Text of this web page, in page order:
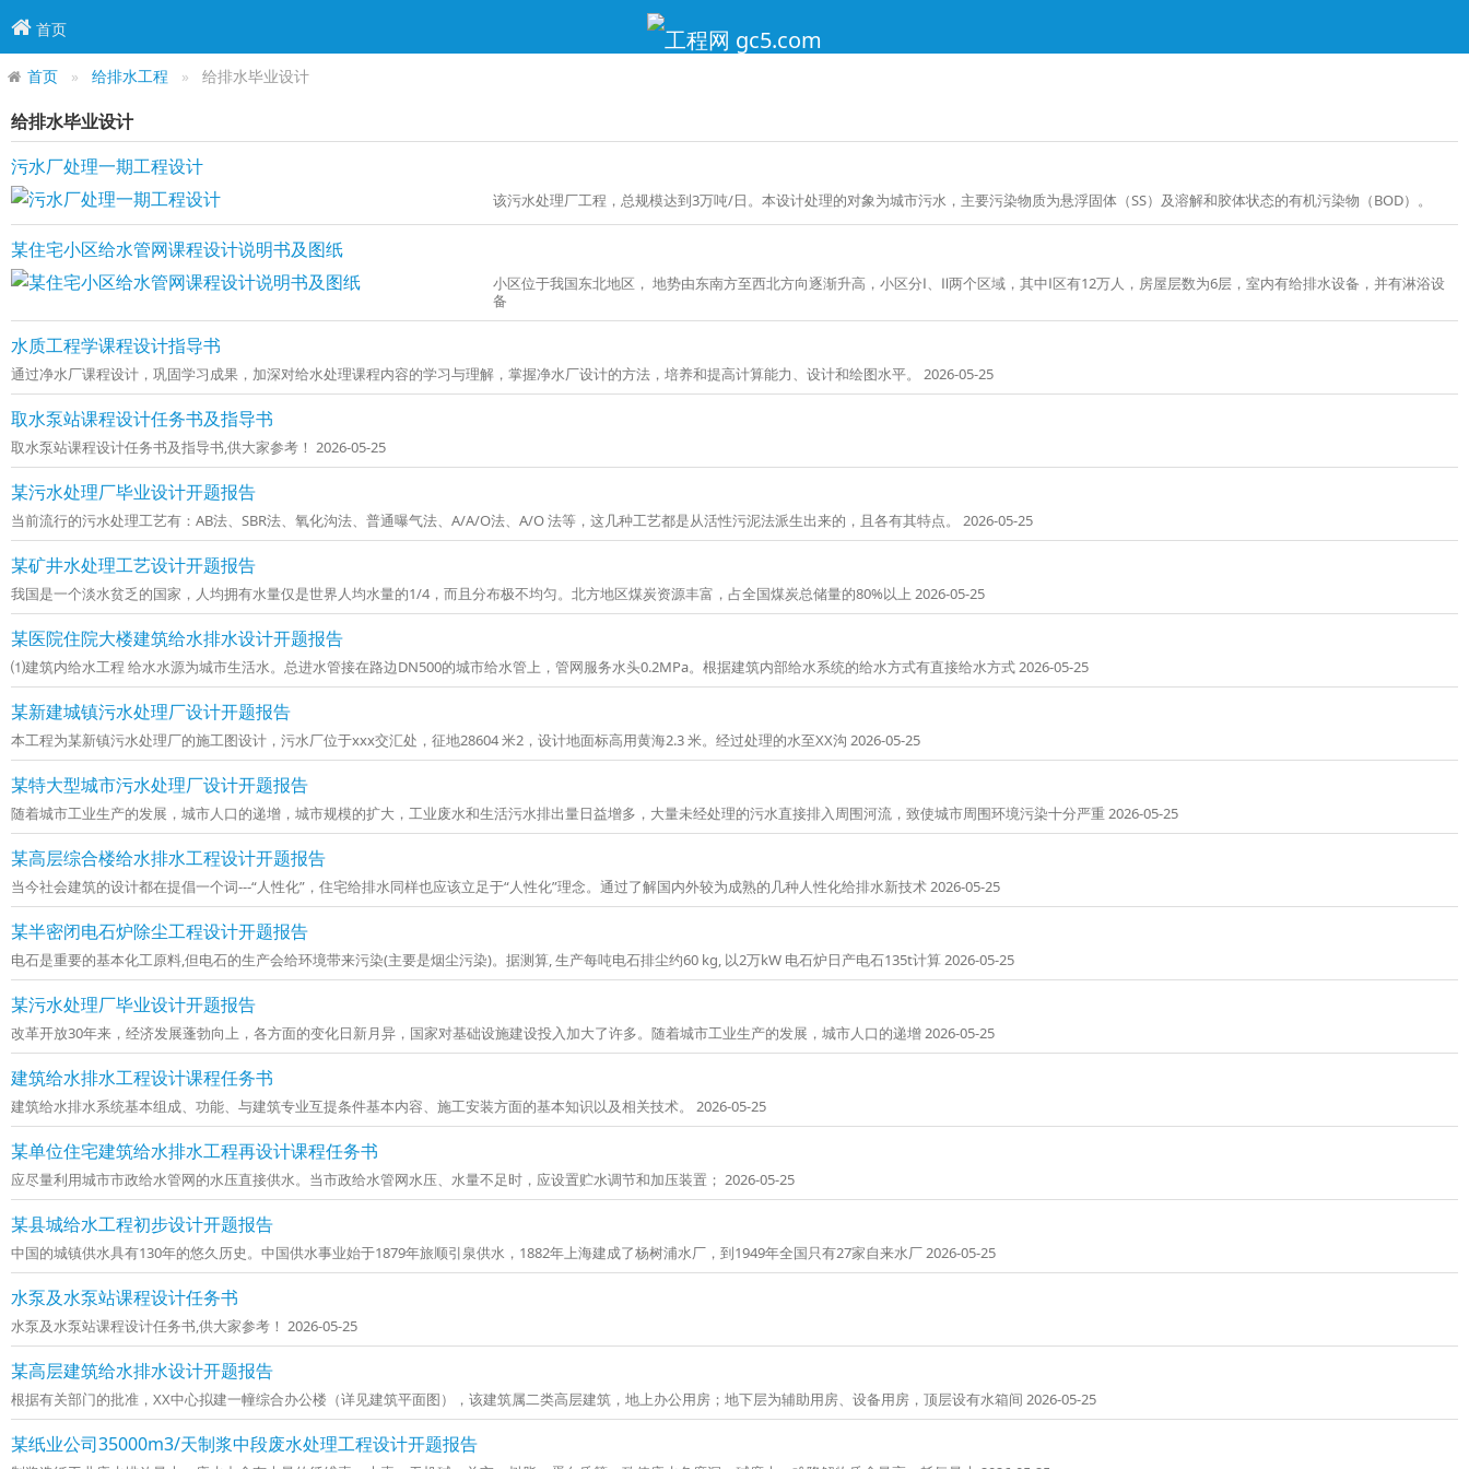
首页
首页 给排水工程 给排水毕业设计
给排水毕业设计
污水厂处理一期工程设计
该污水处理厂工程，总规模达到3万吨/日。本设计处理的对象为城市污水，主要污染物质为悬浮固体（SS）及溶解和胶体状态的有机污染物（BOD）。
某住宅小区给水管网课程设计说明书及图纸
小区位于我国东北地区， 地势由东南方至西北方向逐渐升高，小区分Ⅰ、Ⅱ两个区域，其中Ⅰ区有12万人，房屋层数为6层，室内有给排水设备，并有淋浴设
备
水质工程学课程设计指导书
通过净水厂课程设计，巩固学习成果，加深对给水处理课程内容的学习与理解，掌握净水厂设计的方法，培养和提高计算能力、设计和绘图水平。 2026-05-25
取水泵站课程设计任务书及指导书
取水泵站课程设计任务书及指导书,供大家参考！ 2026-05-25
某污水处理厂毕业设计开题报告
当前流行的污水处理工艺有：AB法、SBR法、氧化沟法、普通曝气法、A/A/O法、A/O 法等，这几种工艺都是从活性污泥法派生出来的，且各有其特点。 2026-05-25
某矿井水处理工艺设计开题报告
我国是一个淡水贫乏的国家，人均拥有水量仅是世界人均水量的1/4，而且分布极不均匀。北方地区煤炭资源丰富，占全国煤炭总储量的80%以上 2026-05-25
某医院住院大楼建筑给水排水设计开题报告
⑴建筑内给水工程 给水水源为城市生活水。总进水管接在路边DN500的城市给水管上，管网服务水头0.2MPa。根据建筑内部给水系统的给水方式有直接给水方式 2026-05-25
某新建城镇污水处理厂设计开题报告
本工程为某新镇污水处理厂的施工图设计，污水厂位于xxx交汇处，征地28604 米2，设计地面标高用黄海2.3 米。经过处理的水至XX沟 2026-05-25
某特大型城市污水处理厂设计开题报告
随着城市工业生产的发展，城市人口的递增，城市规模的扩大，工业废水和生活污水排出量日益增多，大量未经处理的污水直接排入周围河流，致使城市周围环境污染十分严重 2026-05-25
某高层综合楼给水排水工程设计开题报告
当今社会建筑的设计都在提倡一个词---“人性化”，住宅给排水同样也应该立足于“人性化”理念。通过了解国内外较为成熟的几种人性化给排水新技术 2026-05-25
某半密闭电石炉除尘工程设计开题报告
电石是重要的基本化工原料,但电石的生产会给环境带来污染(主要是烟尘污染)。据测算, 生产每吨电石排尘约60 kg, 以2万kW 电石炉日产电石135t计算 2026-05-25
某污水处理厂毕业设计开题报告
改革开放30年来，经济发展蓬勃向上，各方面的变化日新月异，国家对基础设施建设投入加大了许多。随着城市工业生产的发展，城市人口的递增 2026-05-25
建筑给水排水工程设计课程任务书
建筑给水排水系统基本组成、功能、与建筑专业互提条件基本内容、施工安装方面的基本知识以及相关技术。 2026-05-25
某单位住宅建筑给水排水工程再设计课程任务书
应尽量利用城市市政给水管网的水压直接供水。当市政给水管网水压、水量不足时，应设置贮水调节和加压装置； 2026-05-25
某县城给水工程初步设计开题报告
中国的城镇供水具有130年的悠久历史。中国供水事业始于1879年旅顺引泉供水，1882年上海建成了杨树浦水厂，到1949年全国只有27家自来水厂 2026-05-25
水泵及水泵站课程设计任务书
水泵及水泵站课程设计任务书,供大家参考！ 2026-05-25
某高层建筑给水排水设计开题报告
根据有关部门的批准，XX中心拟建一幢综合办公楼（详见建筑平面图），该建筑属二类高层建筑，地上办公用房；地下层为辅助用房、设备用房，顶层设有水箱间 2026-05-25
某纸业公司35000m3/天制浆中段废水处理工程设计开题报告